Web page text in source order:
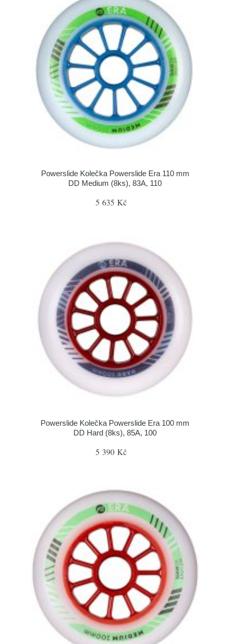
Powerslide Kolečka Powerslide Era 110 mm
DD Medium (8ks), 83A, 110
5 635 Kč
Powerslide Kolečka Powerslide Era 100 mm
DD Hard (8ks), 85A, 100
5 390 Kč